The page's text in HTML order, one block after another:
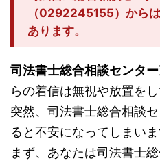
（0292245155）から
あります。
司法書士総合相談センタ
らの着信は無視や放置をし
突然、司法書士総合相談
ると不安になってしまいま
まず、あなたは司法書士